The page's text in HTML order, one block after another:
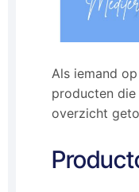
Als iemand
producten
overzicht